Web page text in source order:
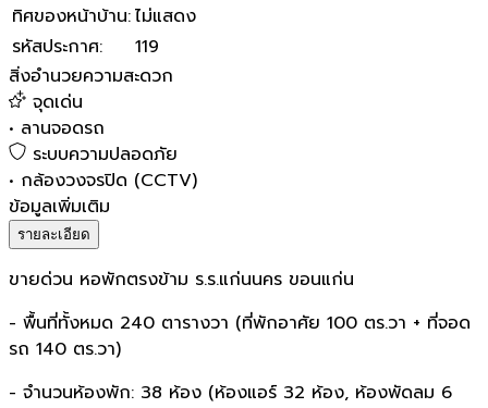
ทิศของหน้าบ้าน:ไม่แสดง
รหัสประกาศ:
119
สิ่งอำนวยความสะดวก
จุดเด่น
• ลานจอดรถ
ระบบความปลอดภัย
• กล้องวงจรปิด (CCTV)
ข้อมูลเพิ่มเติม
รายละเอียด
ขายด่วน หอพักตรงข้าม ร.ร.แก่นนคร ขอนแก่น
- พื้นที่ทั้งหมด 240 ตารางวา (ที่พักอาศัย 100 ตร.วา + ที่จอด
รถ 140 ตร.วา)
- จำนวนห้องพัก: 38 ห้อง (ห้องแอร์ 32 ห้อง, ห้องพัดลม 6